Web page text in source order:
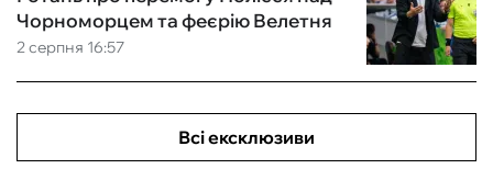
2 серпня 16:57
Чорноморцем та феєрію Велетня
Всі ексклюзиви